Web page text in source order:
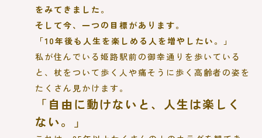
をみてきました。
そして今、一つの目標があります。
「10年後も人生を楽しめる人を増やしたい。」
私が住んでいる姫路駅前の御幸通りを歩いている
と、杖をついて歩く人や痛そうに歩く高齢者の姿を
たくさん見かけます。
「自由に動けないと、人生は楽しく
ない。」